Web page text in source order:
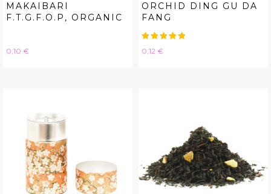
MAKAIBARI
F.T.G.F.O.P, ORGANIC
Hinta
0,10 €
ORCHID DING GU DA
FANG
Hinta
0,12 €